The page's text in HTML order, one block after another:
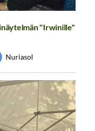
"Irwinille"
Nuriasol